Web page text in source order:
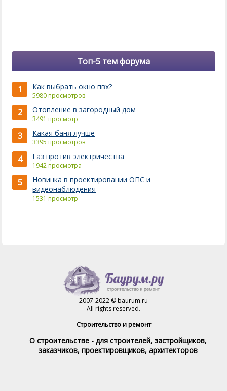
Топ-5 тем форума
1 Как выбрать окно пвх?
5980 просмотров
2 Отопление в загородный дом
3491 просмотр
3 Какая баня лучше
3395 просмотров
4 Газ против электричества
1942 просмотра
5
Новинка в проектировании ОПС и
видеонаблюдения
1531 просмотр
2007-2022 © baurum.ru
All rights reserved.
Строительство и ремонт
О строительстве - для строителей, застройщиков,
заказчиков, проектировщиков, архитекторов